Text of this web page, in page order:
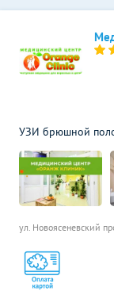
ул. Новоясеневский
УЗИ брюшной